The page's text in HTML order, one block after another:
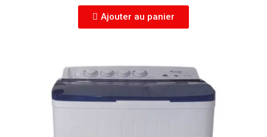
Ajouter au panier